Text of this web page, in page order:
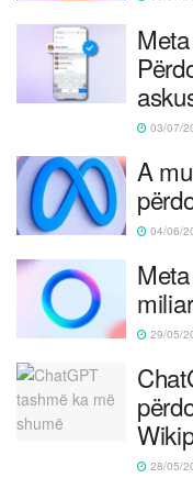
03/07/
A
04/06/
29/05/
28/05/